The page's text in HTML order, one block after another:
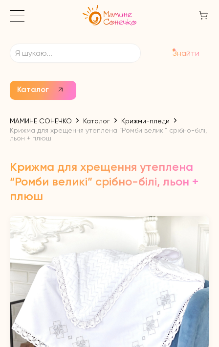
Каталог
Знайти
МАМИНЕ СОНЕЧКО Каталог
Крижми-пледи
Крижма для хрещення утеплена “Ромби великі” срібно-білі,
льон + плюш
Крижма для хрещення утеплена
“Ромби великі” срібно-білі, льон +
плюш